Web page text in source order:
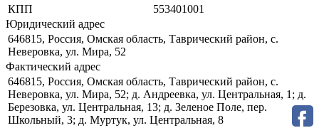
КПП
553401001
Юридический адрес
646815, Россия, Омская область, Таврический район, с.
Неверовка, ул. Мира, 52
Фактический адрес
646815, Россия, Омская область, Таврический район, с.
Неверовка, ул. Мира, 52; д. Андреевка, ул. Центральная, 1; д.
Березовка, ул. Центральная, 13; д. Зеленое Поле, пер.
Школьный, 3; д. Муртук, ул. Центральная, 8